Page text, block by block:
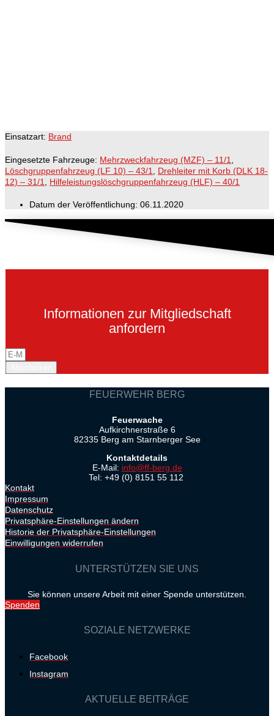
Einsatzart: Brand
Eingesetzte Fahrzeuge: Mehrzweckfahrzeug (MZF) – 11/1
Löschgruppenfahrzeug (LF 10) – 43/1
Drehleiter mit Korb (DLK 18-
12) – 31/1
Hilfeleistungslöschgruppenfahrzeug (HLF) – 40/1
Datum der Veröffentlichung: 06.11.2020
Informationen zur Mitgliedschaft
anfordern
FEUERWEHR BERG
Feuerwache
Aufkirchnerstraße 6
82335 Berg am Starnberger See
Kontaktdetails
E-Mail: info@ff-berg.de
Tel: +49 (0) 8151 55 112
Kontakt
Impressum
Datenschutz
Privatsphäre-Einstellungen ändern
Historie der Privatsphäre-Einstellungen
Einwilligungen widerrufen
UNTERSTÜTZEN SIE UNS
Sie können unsere Arbeit mit einer Spende unterstützen.
Spenden
SOZIALE NETZWERKE
Facebook
Instagram
AKTUELLE BEITRÄGE